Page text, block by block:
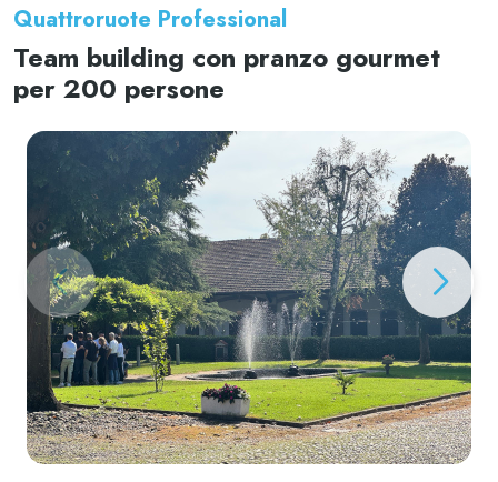
Quattroruote Professional
Team building con pranzo gourmet
per 200 persone